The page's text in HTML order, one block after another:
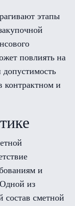
этапы
повлиять на
контрактном и
и
из
сметной